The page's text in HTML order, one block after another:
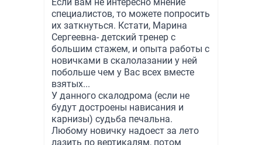
специалистов, то можете попросить
их заткнуться. Кстати, Марина
Сергеевна- детский тренер с
большим стажем, и опыта работы с
новичками в скалолазании у ней
побольше чем у Вас всех вместе
взятых...
У данного скалодрома (если не
будут достроены нависания и
карнизы) судьба печальна.
Любому новичку надоест за лето
лазить по вертикалям, потом